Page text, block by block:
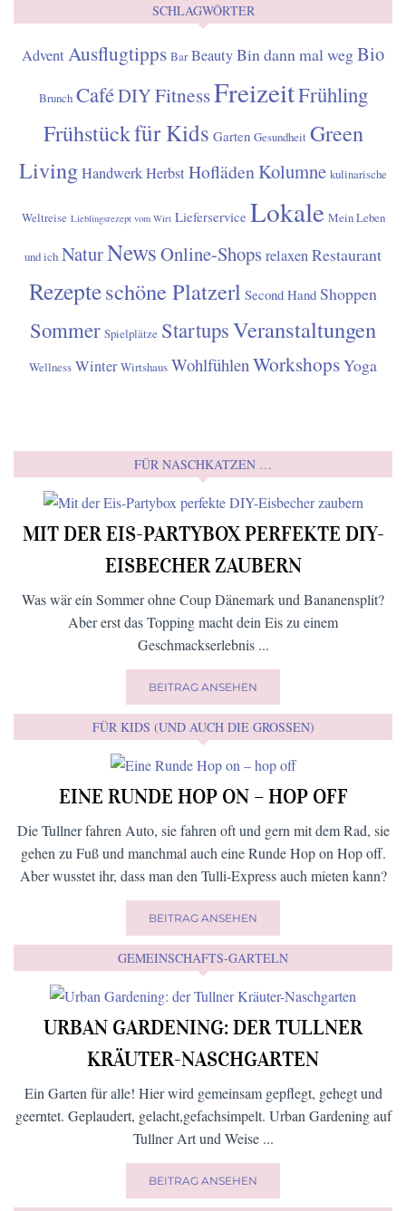
SCHLAGWÖRTER
Advent Ausflugtipps Bar BeautyBin dann mal wegBio
Brunch CaféDIYFitnessFreizeitFrühling
Frühstückfür Kids Garten Gesundheit Green
LivingHandwerkHerbstHoflädenKolumne kulinarische
Weltreise Lieblingsrezept vom Wirt Lieferservice Lokale Mein Leben
und ich NaturNewsOnline-Shops relaxenRestaurant
Rezepteschöne Platzerl Second Hand Shoppen
Sommer Spielplätze StartupsVeranstaltungen
Wellness Winter Wirtshaus Wohlfühlen WorkshopsYoga
FÜR NASCHKATZEN …
MIT DER EIS-PARTYBOX PERFEKTE DIY-
EISBECHER ZAUBERN
Was wär ein Sommer ohne Coup Dänemark und Bananensplit?
Aber erst das Topping macht dein Eis zu einem
Geschmackserlebnis ...
BEITRAG ANSEHEN
FÜR KIDS (UND AUCH DIE GROSSEN)
EINE RUNDE HOP ON – HOP OFF
Die Tullner fahren Auto, sie fahren oft und gern mit dem Rad, sie
gehen zu Fuß und manchmal auch eine Runde Hop on Hop off.
Aber wusstet ihr, dass man den Tulli-Express auch mieten kann?
BEITRAG ANSEHEN
GEMEINSCHAFTS-GARTELN
URBAN GARDENING: DER TULLNER
KRÄUTER-NASCHGARTEN
Ein Garten für alle! Hier wird gemeinsam gepflegt, gehegt und
geerntet. Geplaudert, gelacht,gefachsimpelt. Urban Gardening auf
Tullner Art und Weise ...
BEITRAG ANSEHEN